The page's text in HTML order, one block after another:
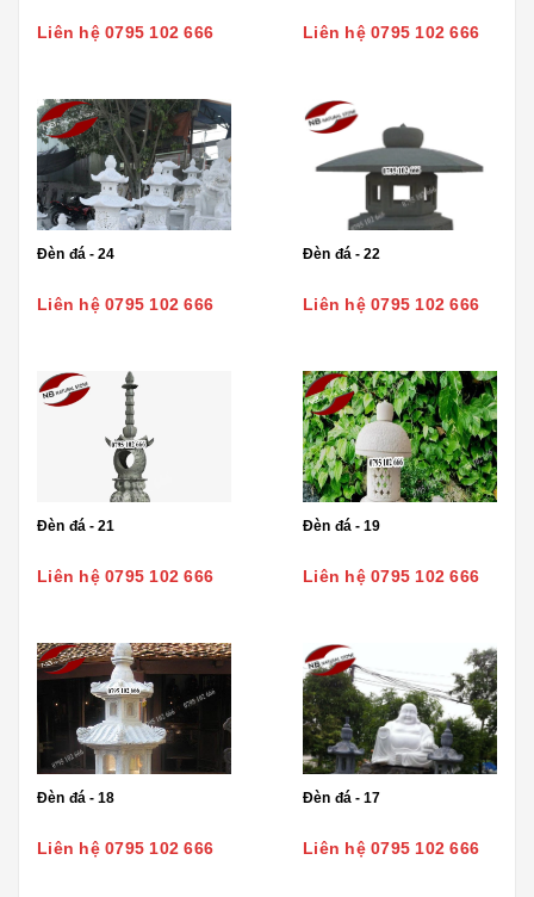
Liên hệ 0795 102 666 Liên hệ 0795 102 666
Đèn đá - 24
Liên hệ 0795 102 666
Đèn đá - 22
Liên hệ 0795 102 666
Đèn đá - 21
Liên hệ 0795 102 666
Đèn đá - 19
Liên hệ 0795 102 666
Đèn đá - 18
Liên hệ 0795 102 666
Đèn đá - 17
Liên hệ 0795 102 666